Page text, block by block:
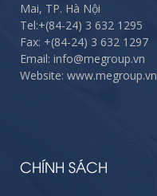
Mai, TP. Hà Nội
Tel:+(84-24) 3 632 1295
Fax: +(84-24) 3 632 1297
Email: info@megroup.vn
Website: www.megroup.vn
CHÍNH SÁCH